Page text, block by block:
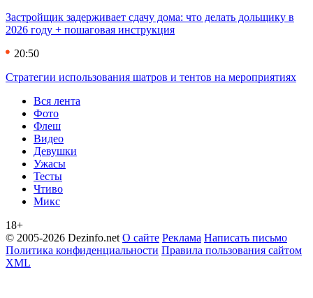
Застройщик задерживает сдачу дома: что делать дольщику в
2026 году + пошаговая инструкция
20:50
Стратегии использования шатров и тентов на мероприятиях
Вся лента
Фото
Флеш
Видео
Девушки
Ужасы
Тесты
Чтиво
Микс
18+
© 2005-2026 Dezinfo.net О сайте Реклама Написать письмо
Политика конфиденциальности Правила пользования сайтом
XML